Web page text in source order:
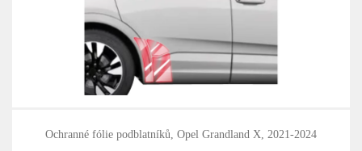
Ochranné fólie podblatníků, Opel Grandland X, 2021-2024